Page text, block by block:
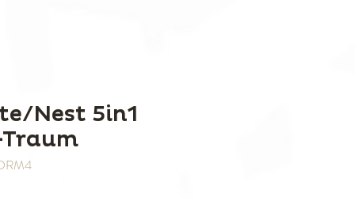
Nest 5in1